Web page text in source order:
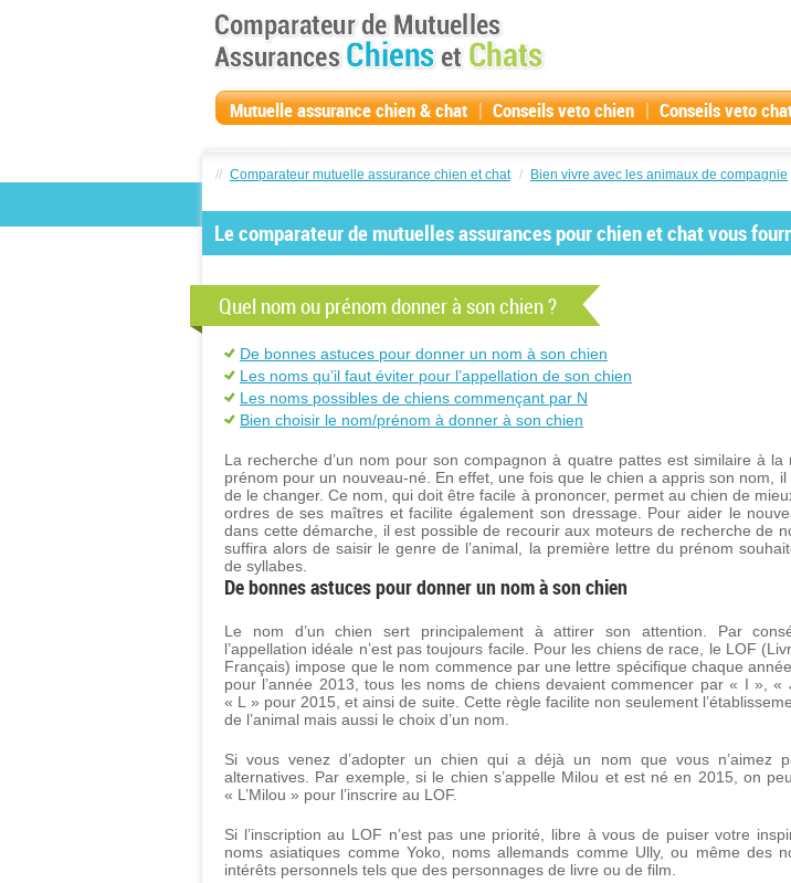
Mutuelle assurance chien & chat | Conseils veto chien | Conseils veto
// Comparateur mutuelle assurance chien et chat / Bien vivre avec les animaux de compagnie
Le comparateur de mutuelles assurances pour chien et chat vous
Quel nom ou prénom donner à son chien ?
De bonnes astuces pour donner un nom à son chien
Les noms qu’il faut éviter pour l’appellation de son chien
Les noms possibles de chiens commençant par N
Bien choisir le nom/prénom à donner à son chien
La recherche d’un nom pour son compagnon à quatre pattes est similaire à la
prénom pour un nouveau-né. En effet, une fois que le chien a appris son nom, il
de le changer. Ce nom, qui doit être facile à prononcer, permet au chien de
ordres de ses maîtres et facilite également son dressage. Pour aider le
dans cette démarche, il est possible de recourir aux moteurs de recherche de
suffira alors de saisir le genre de l’animal, la première lettre du prénom
de syllabes.
De bonnes astuces pour donner un nom à son chien
Le nom d’un chien sert principalement à attirer son attention. Par
l’appellation idéale n’est pas toujours facile. Pour les chiens de race, le LOF
Français) impose que le nom commence par une lettre spécifique chaque
pour l’année 2013, tous les noms de chiens devaient commencer par « I », «
« L » pour 2015, et ainsi de suite. Cette règle facilite non seulement
de l’animal mais aussi le choix d’un nom.
Si vous venez d’adopter un chien qui a déjà un nom que vous n’aimez
alternatives. Par exemple, si le chien s’appelle Milou et est né en 2015, on
« L’Milou » pour l’inscrire au LOF.
Si l’inscription au LOF n’est pas une priorité, libre à vous de puiser votre
noms asiatiques comme Yoko, noms allemands comme Ully, ou même des
intérêts personnels tels que des personnages de livre ou de film.